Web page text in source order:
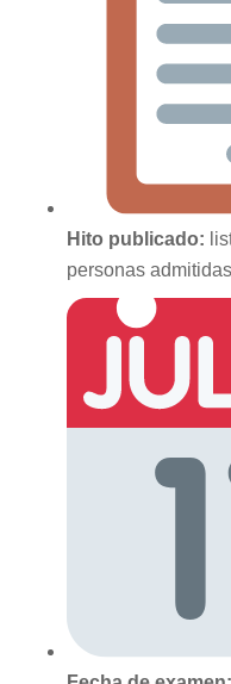
Hito publicado:
personas